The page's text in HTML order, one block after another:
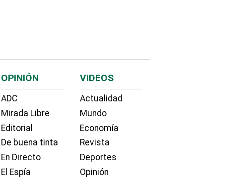
OPINIÓN
ADC
Mirada Libre
Editorial
De buena tinta
En Directo
El Espía
VIDEOS
Actualidad
Mundo
Economía
Revista
Deportes
Opinión